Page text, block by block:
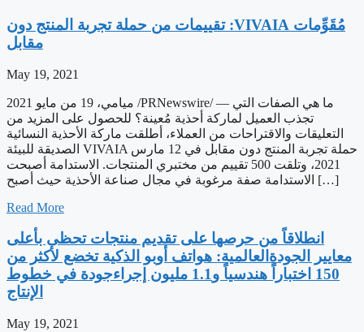
‫مُقَوِّمات VIVAIA: تقييمات من حملة تجربة المنتج دون
مقابل
May 19, 2021
ميامي، 19 من مايو 2021 /PRNewswire/ — ما هي الصفات التي
تجذب العميل لماركة أحذية مُعينة؟ للحصول على المزيد من
التعليقات والاقتراحات من العملاء، أطلقت ماركة الأحذية النسائية
الصديقة للبيئة VIVAIA حملة تجربة المنتج دون مقابل في 12 مارس
2021، وتلقت 500 تقييم من مختبري المنتجات. الاستدامة أصبحت
الاستدامة صفة مرغوبة في مجال صناعة الأحذية حيث أصبح […]
Read More
‫انطلاقاً من حرصها على تقديم منتجات تحظى بأعلى
معايير الجودةالعالمية: هواتف أوبو الذكية تخضع لأكثر من
150 اختباراً هندسياً و1.1 مليون إجراءجودة في خطوط
الإنتاج
May 19, 2021